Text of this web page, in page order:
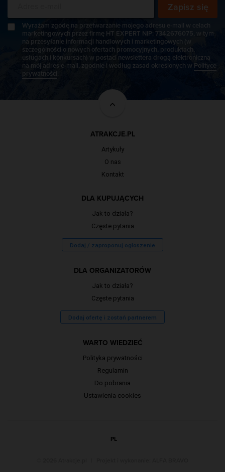
Zapisz się
Wyrażam zgodę na przetwarzanie mojego adresu e-mail w celach
marketingowych przez firmę HT EXPERT NIP: 7342676075, w tym
na przesyłanie informacji handlowych i marketingowych (w
szczególności o nowych ofertach promocyjnych, produktach,
usługach i konkursach) w postaci newslettera drogą elektroniczną
na mój adres e-mail, zgodnie i według zasad określonych w Polityce
prywatności.
ATRAKCJE.PL
Artykuły
O nas
Kontakt
DLA KUPUJĄCYCH
Jak to działa?
Częste pytania
Dodaj / zaproponuj ogłoszenie
DLA ORGANIZATORÓW
Jak to działa?
Częste pytania
Dodaj ofertę i zostań partnerem
WARTO WIEDZIEĆ
Polityka prywatności
Regulamin
Do pobrania
Ustawienia cookies
PL